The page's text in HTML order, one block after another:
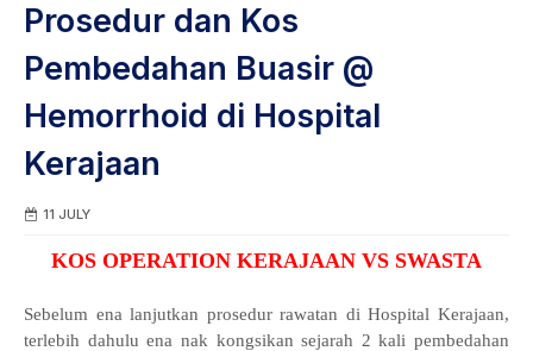
Prosedur dan Kos
Pembedahan Buasir @
Hemorrhoid di Hospital
Kerajaan
11 JULY
KOS OPERATION KERAJAAN VS SWASTA
Sebelum ena lanjutkan prosedur rawatan di Hospital Kerajaan,
terlebih dahulu ena nak kongsikan sejarah 2 kali pembedahan